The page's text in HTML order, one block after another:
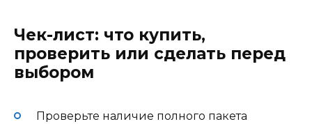
Чек-лист: что купить,
проверить или сделать перед
выбором
Проверьте наличие полного пакета